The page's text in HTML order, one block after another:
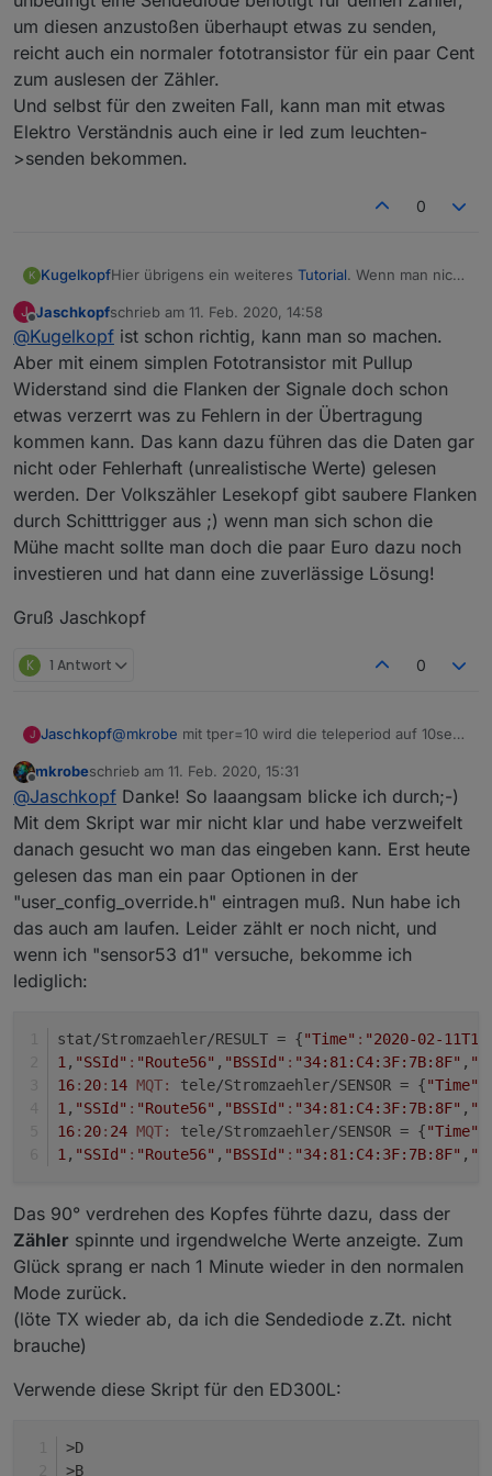
sya=v2
svars
endif
syn=v2-sya
;Kosten
yspr=syn*sspr+ysgp
,"Verbrauch Monat" :"%smn%"
,"Zählerstand 0:00Uhr":"%3sm%"
,"Zählerstand Monatsanfang":"%3sma%"
, "Zählerstand Jahrenanfang":"%3sya%"
>W
==============
Tagesverbrauch:  {m} %3sd%  KWh
Monatsverbrauch: {m} %3smn% KWh
Jahresverbrauch: {m} %3syn% KWh
==============
Preis/kWh:       {m} %4sspr% €
Grundpreis:      {m} %2ysgp% €
Kosten lfd. Jahr:{m} %2yspr% €
Zählerstände:
Monatsanfang:    {m} %3sma% KWh
Jahresanfang:    {m} %3sya% KWh
>M
+1,13,s,16,9600,SML
1,77070100100700ff@1,Akt.
mehrere Zähler mit mehren Leseköpfen
bedient werden kann auch das Debugging für
den 2. Zähler mit "sensor53 d2" aktiviert
werden. Mit "sensor53 d0" wird das
Debugging für alle Zähler deaktiviert.
Sollten mit aktiviertem Debugging nicht
regelmäßig (ca. 1x pro sek.) Datenpakete in
der Konsole sichtbar sein, stimmt etwas aus
Beispiel für ein Datenpaket eines SML Zähler:
um diesen anzustoßen überhaupt etwas zu senden,
reicht auch ein normaler fototransistor für ein paar Cent
zum auslesen der Zähler.
Und selbst für den zweiten Fall, kann man mit etwas
Elektro Verständnis auch eine ir led zum leuchten-
>senden bekommen.
0
K KugelkopfHier übrigens ein weiteres Tutorial. Wenn man nicht
Zähler, um diesen anzustoßen überhaupt etwas zu
senden, reicht auch ein normaler fototransistor für
ein paar Cent zum auslesen der Zähler.
Und selbst für den zweiten Fall, kann man mit etwas
Elektro Verständnis auch eine ir led zum leuchten-
>senden bekommen.
J
Offline
Jaschkopfschrieb am 11. Feb. 2020, 14:58
zuletzt editiert von
@Kugelkopf ist schon richtig, kann man so machen.
Aber mit einem simplen Fototransistor mit Pullup
Widerstand sind die Flanken der Signale doch schon
etwas verzerrt was zu Fehlern in der Übertragung
kommen kann. Das kann dazu führen das die Daten gar
nicht oder Fehlerhaft (unrealistische Werte) gelesen
werden. Der Volkszähler Lesekopf gibt saubere Flanken
durch Schitttrigger aus ;) wenn man sich schon die
Mühe macht sollte man doch die paar Euro dazu noch
investieren und hat dann eine zuverlässige Lösung!
Gruß Jaschkopf
K 1 Antwort 0
J Jaschkopf@mkrobe mit tper=10 wird die teleperiod auf 10sek
MQTT gesendet werden. 10 ist kleinst mögliche
Wert.
Hier sind noch ein paar sehr nützliche Links:
Syntax für das Skript:
https://github.com/arendst/Tasmota/wiki/smart-
meter-interface
Beispielskripte für verschiedene Zähler:
https://github.com/arendst/Tasmota/wiki/Smart-
Meter-Interface-Descriptors
Wiki für Skript Sprache:
https://github.com/arendst/Tasmota/wiki/Scripting-
Language
Wenn man mal die Wiki's durch geht findet man
eigentlich alles sehr gut beschrieben was der
Skripter so kann.
Hier nochmal ein Screenshot von meinem
Webinterface und dazu mein Skript. Da kann man
gut sehen was alles (und noch viel mehr!!) möglich
ist. Die Skript Sektion ist ein sehr mächtiges Tool in
Tasmota!
Offline
mkrobeschrieb am 11. Feb. 2020, 15:31
zuletzt editiert von
@Jaschkopf Danke! So laaangsam blicke ich durch;-)
Mit dem Skript war mir nicht klar und habe verzweifelt
danach gesucht wo man das eingeben kann. Erst heute
gelesen das man ein paar Optionen in der
"user_config_override.h" eintragen muß. Nun habe ich
das auch am laufen. Leider zählt er noch nicht, und
wenn ich "sensor53 d1" versuche, bekomme ich
lediglich:
stat/Stromzaehler/RESULT = {"Time" : "2020-02-
1 , "SSId" : "Route56" , "BSSId" : "34:81:C4:3F:7B:8F" ,
16: 20: 14 MQT: tele/Stromzaehler/SENSOR = {"Time"
1 , "SSId" : "Route56" , "BSSId" : "34:81:C4:3F:7B:8F" ,
16: 20: 24 MQT: tele/Stromzaehler/SENSOR = {"Time"
1 , "SSId" : "Route56" , "BSSId" : "34:81:C4:3F:7B:8F" ,
Das 90° verdrehen des Kopfes führte dazu, dass der
Zähler spinnte und irgendwelche Werte anzeigte. Zum
Glück sprang er nach 1 Minute wieder in den normalen
Mode zurück.
(löte TX wieder ab, da ich die Sendediode z.Zt. nicht
brauche)
Verwende diese Skript für den ED300L:
>D
>B